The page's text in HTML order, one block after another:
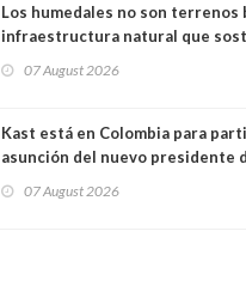
Los humedales no son terrenos
infraestructura natural que
07 August 2026
Kast está en Colombia para
asunción del nuevo presidente
07 August 2026